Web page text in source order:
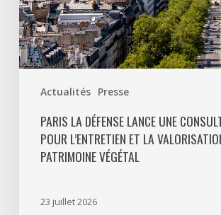
Actualités Presse
de
son
patrimoine
végétal
PARIS LA DÉFENSE LANCE UNE
POUR L’ENTRETIEN ET LA
PATRIMOINE VÉGÉTAL
23 juillet 2026